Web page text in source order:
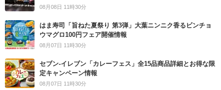
08月08日 11時30分
はま寿司「旨ねた夏祭り 第3弾」大葉ニンニク香るビンチョ
ウマグロ100円フェア開催情報
08月07日 11時30分
セブン‐イレブン「カレーフェス」全15品商品詳細とお得な限
定キャンペーン情報
08月07日 11時30分